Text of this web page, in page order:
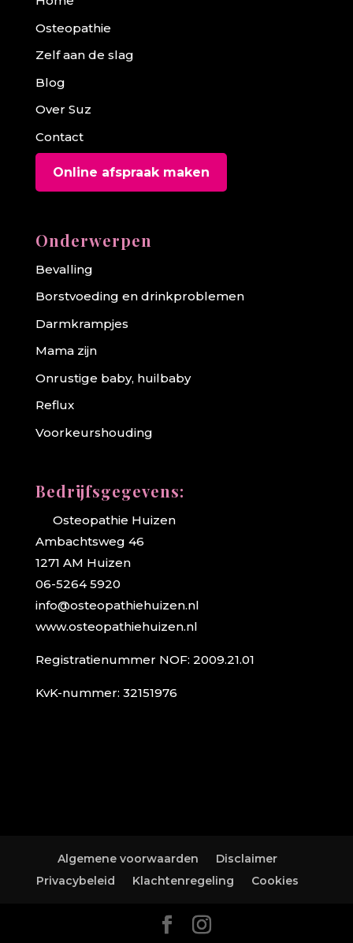
Osteopathie
Zelf aan de slag
Blog
Over Suz
Contact
Online afspraak maken
Onderwerpen
Bevalling
Borstvoeding en drinkproblemen
Darmkrampjes
Mama zijn
Onrustige baby, huilbaby
Reflux
Voorkeurshouding
Bedrijfsgegevens:
Osteopathie Huizen
Ambachtsweg 46
1271 AM Huizen
06-5264 5920
info@osteopathiehuizen.nl
www.osteopathiehuizen.nl
Registratienummer NOF: 2009.21.01
KvK-nummer: 32151976
Algemene voorwaarden
Disclaimer
Privacybeleid
Klachtenregeling Cookies